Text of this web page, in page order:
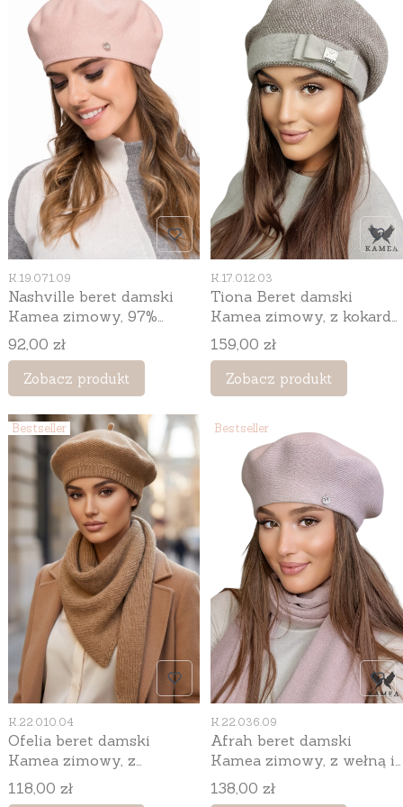
Kod produktu
K.19.071.09
Nashville beret damski
Kamea zimowy, 97%
wiskozy, rozmiar
uniwersalny 54–60 cm,
kolor różowy
Cena
92,00 zł
Zobacz produkt
Kod produktu
K.17.012.03
Tiona Beret damski
Kamea zimowy, z kokardą,
80% wełny, rozmiar
uniwersalny 54–60 cm,
kolor beżowy
Cena
159,00 zł
Zobacz produkt
Bestseller
Kod produktu
K.22.010.04
Ofelia beret damski
Kamea zimowy, z
polarową podszewką, z
wełną merino, moherem i
Cena
118,00 zł
Bestseller
Kod produktu
K.22.036.09
Afrah beret damski
Kamea zimowy, z wełną i
wiskozą, rozmiar
uniwersalny 54–60 cm,
Cena
138,00 zł